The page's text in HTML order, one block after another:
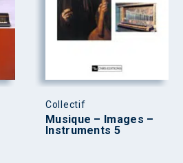
Collectif
Musique – Images –
Instruments 5